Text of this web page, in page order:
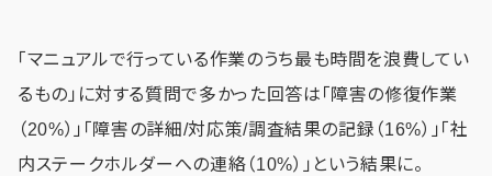
「マニュアルで行っている作業のうち最も時間を浪費してい
るもの」に対する質問で多かった回答は「障害の修復作業
（20%）」「障害の詳細/対応策/調査結果の記録（16%）」「社
内ステークホルダーへの連絡（10%）」という結果に。